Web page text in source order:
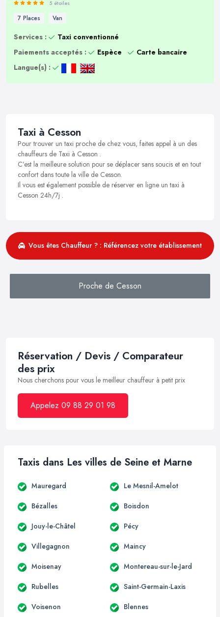
5 étoiles
7 Places Van
Services :
Taxi conventionné
Paiements acceptés :
Espèce
Carte bancaire
Langue(s) :
Taxi à Cesson
Pour trouver un taxi proche de chez vous, faites appel à un des
chauffeurs de Taxi à Cesson .
C’est la meilleure solution pour se déplacer sans soucis et en tout
confort dans toute la ville de Cesson.
Il vous est également possible de réserver en ligne un taxi à
Cesson 24h/7j .
Vous êtes Chauffeur ? : Référencez votre établissement
Proche de Cesson
Réservation / Devis / Comparateur
des prix
Nous cherchons pour vous le meilleur chauffeur à petit prix
Appelez 09 88 29 01 98
Taxis dans Les villes de Seine et Marne
Mauregard Le Mesnil-Amelot
Bézalles Boisdon
Jouy-le-Châtel Pécy
Villegagnon Maincy
Moisenay Montereau-sur-le-Jard
Rubelles Saint-Germain-Laxis
Voisenon Blennes